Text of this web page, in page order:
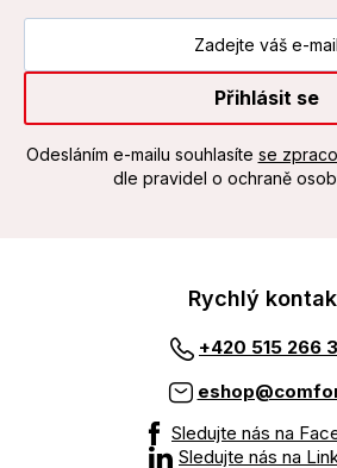
Přihlásit se
Odesláním e-mailu souhlasíte se
dle pravidel o ochraně
Rychlý
+420 515 266
Sledujte nás na
Sledujte nás na